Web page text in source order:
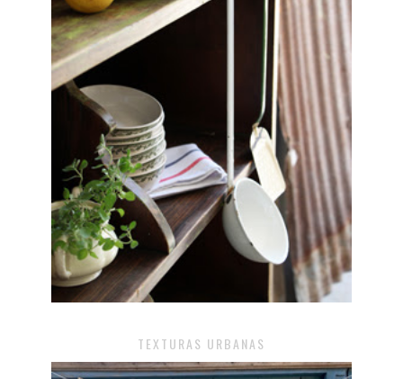
TEXTURAS URBANAS